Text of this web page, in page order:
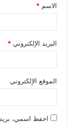
الاسم *
البريد الإلكتروني *
الموقع الإلكتروني
احفظ اسمي،